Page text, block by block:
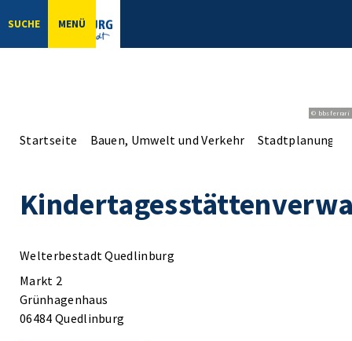
SUCHE MENÜ
© bbsferrari
Startseite Bauen, Umwelt und Verkehr Stadtplanung
Welterbestadt Quedlinburg
Markt 2
Grünhagenhaus
06484 Quedlinburg